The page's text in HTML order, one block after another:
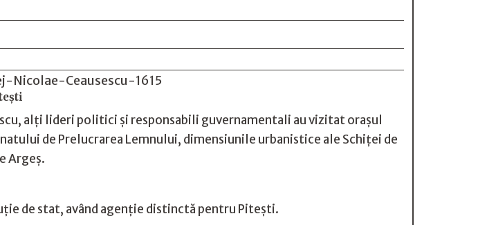
alți lideri politici și responsabili guvernamentali au vizitat orașul
de Prelucrarea Lemnului, dimensiunile urbanistice ale Schiței de
Argeș.
de stat, având agenție distinctă pentru Pitești.